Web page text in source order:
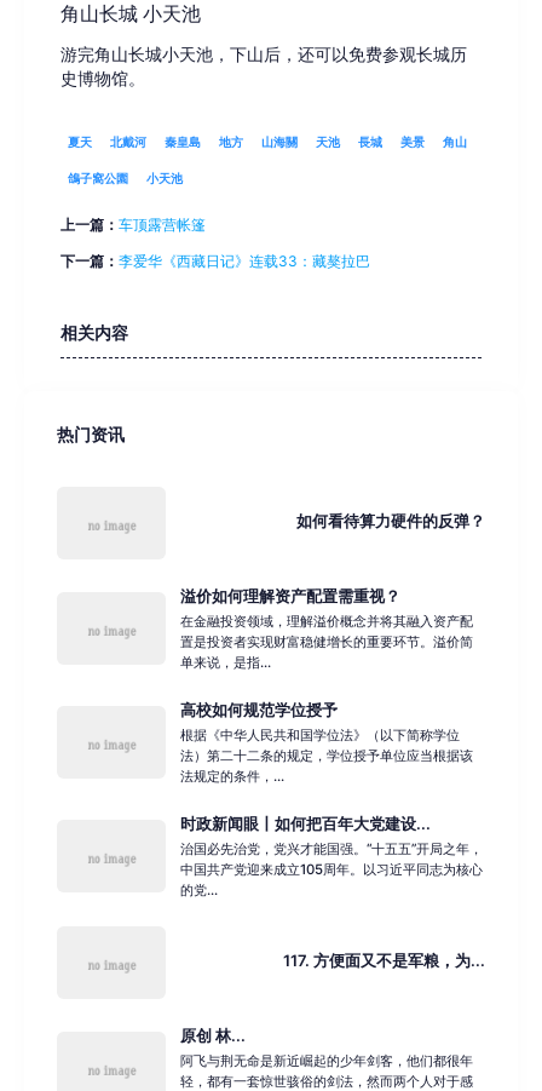
角山长城 小天池
游完角山长城小天池，下山后，还可以免费参观长城历
史博物馆。
夏天 北戴河 秦皇島 地方 山海關 天池 長城 美景 角山
鴿子窩公園 小天池
上一篇： 车顶露营帐篷
下一篇： 李爱华《西藏日记》连载33：藏獒拉巴
相关内容
热门资讯
如何看待算力硬件的反弹？
溢价如何理解资产配置需重视？
在金融投资领域，理解溢价概念并将其融入资产配
置是投资者实现财富稳健增长的重要环节。溢价简
单来说，是指...
高校如何规范学位授予
根据《中华人民共和国学位法》（以下简称学位
法）第二十二条的规定，学位授予单位应当根据该
法规定的条件，...
时政新闻眼丨如何把百年大党建设...
治国必先治党，党兴才能国强。“十五五”开局之年，
中国共产党迎来成立105周年。以习近平同志为核心
的党...
117. 方便面又不是军粮，为...
原创 林...
阿飞与荆无命是新近崛起的少年剑客，他们都很年
轻，都有一套惊世骇俗的剑法，然而两个人对于感